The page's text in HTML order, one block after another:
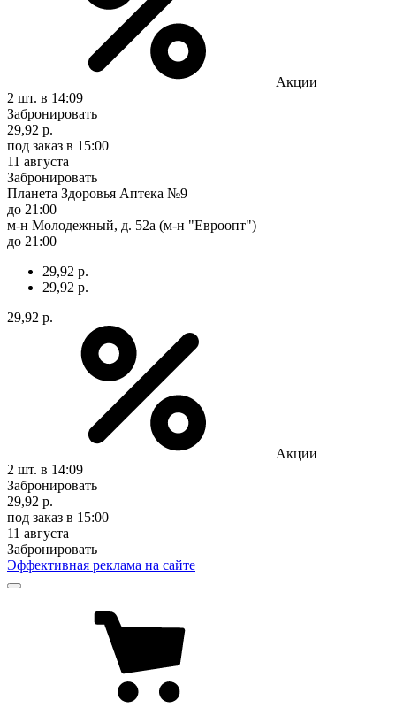
Акции
2 шт. в 14:09
Забронировать
29,92 р.
под заказ в 15:00
11 августа
Забронировать
Планета Здоровья Аптека №9
до 21:00
м-н Молодежный, д. 52а (м-н "Евроопт")
до 21:00
29,92 р.
29,92 р.
29,92 р.
Акции
2 шт. в 14:09
Забронировать
29,92 р.
под заказ в 15:00
11 августа
Забронировать
Эффективная реклама на сайте